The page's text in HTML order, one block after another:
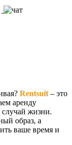
Rentsuit – это
аренду
жизни.
образ, а
ваше время и